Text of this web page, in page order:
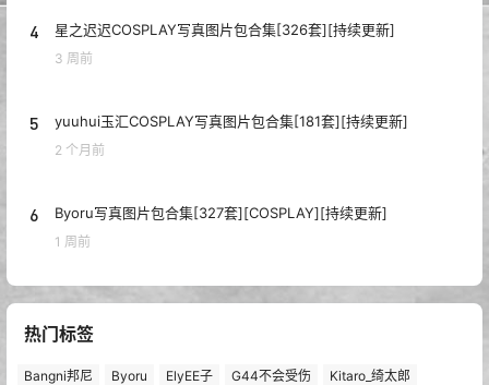
4 星之迟迟COSPLAY写真图片包合集[326套][持续更新]
3 周前
5 yuuhui玉汇COSPLAY写真图片包合集[181套][持续更新]
2 个月前
6 Byoru写真图片包合集[327套][COSPLAY][持续更新]
1 周前
热门标签
Bangni邦尼 Byoru ElyEE子 G44不会受伤
Kitaro_绮太郎